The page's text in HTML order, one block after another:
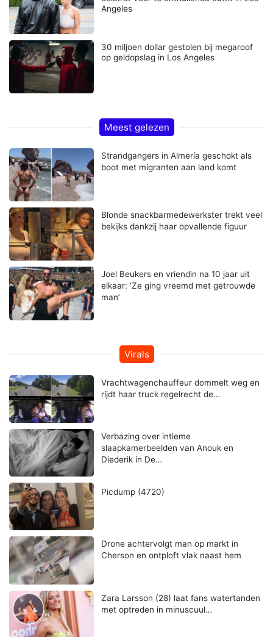
Angeles
30 miljoen dollar gestolen bij megaroof
op geldopslag in Los Angeles
Meest gelezen
Strandgangers in Almería geschokt als
boot met migranten aan land komt
Blonde snackbarmedewerkster trekt veel
bekijks dankzij haar opvallende figuur
Joel Beukers en vriendin na 10 jaar uit
elkaar: ‘Ze ging vreemd met getrouwde
man’
Virals
Vrachtwagenchauffeur dommelt weg en
rijdt haar truck regelrecht de…
Verbazing over intieme
slaapkamerbeelden van Anouk en
Diederik in De…
Picdump (4720)
Drone achtervolgt man op markt in
Cherson en ontploft vlak naast hem
Zara Larsson (28) laat fans watertanden
met optreden in minuscuul…